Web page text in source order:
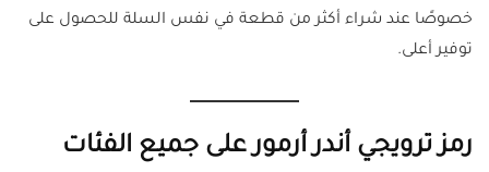
خصوصًا عند شراء أكثر من قطعة في نفس السلة للحصول على
توفير أعلى.
رمز ترويجي أندر أرمور على جميع الفئات